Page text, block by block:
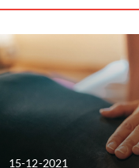
15-12-2021